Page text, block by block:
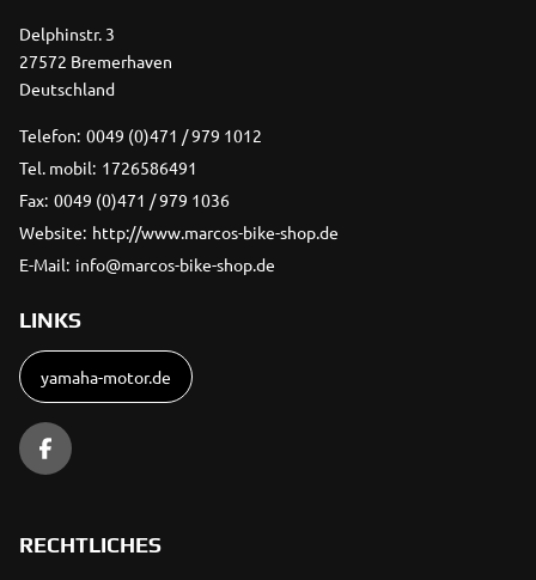
Delphinstr. 3
27572 Bremerhaven
Deutschland
Telefon: 0049 (0)471 / 979 1012
Tel. mobil: 1726586491
Fax: 0049 (0)471 / 979 1036
Website: http://www.marcos-bike-shop.de
E-Mail: info@marcos-bike-shop.de
LINKS
yamaha-motor.de
RECHTLICHES